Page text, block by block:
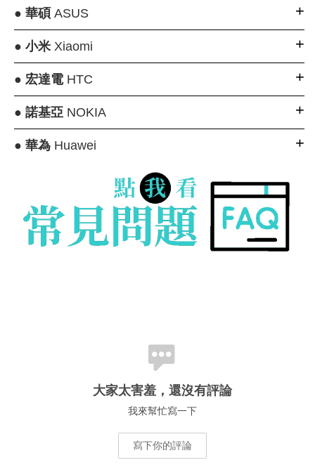
● 華碩 ASUS
● 小米Xiaomi
● 宏達電HTC
● 諾基亞NOKIA
● 華為Huawei
大家太害羞，還沒有評論
我來幫忙寫一下
寫下你的評論